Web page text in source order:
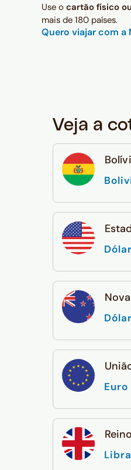
Use o cartão físico
mais de 180 países.
Quero viajar com a
Veja a